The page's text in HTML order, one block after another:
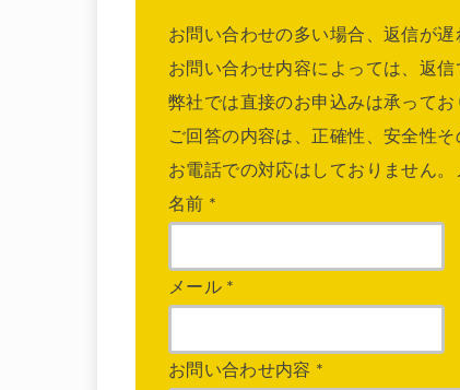
お問い合わせの多い場合、返信が遅
お問い合わせ内容によっては、返信
弊社では直接のお申込みは承ってお
ご回答の内容は、正確性、安全性
お電話での対応はしておりません。
名前 *
メール *
お問い合わせ内容 *